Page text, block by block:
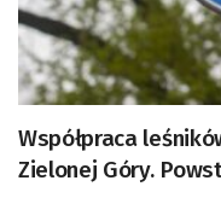
Współpraca
Zielonej Góry.